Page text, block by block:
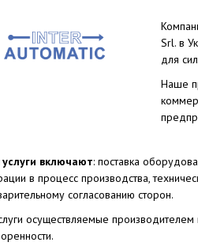
Srl. в
для
Наше
включают: поставка
в процесс производства,
согласованию сторон.
осуществляемые